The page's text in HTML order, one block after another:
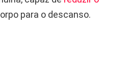
para o descanso.